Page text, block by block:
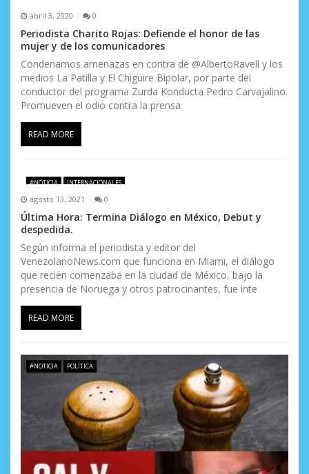
abril 3, 2020 0
Periodista Charito Rojas: Defiende el honor de las
mujer y de los comunicadores
Condenamos amenazas en contra de @AlbertoRavell y los
medios La Patilla y El Chigüire Bipolar, por parte del
conductor del programa Zurda Konducta Pedro Carvajalino.
Promueven el odio contra la prensa
READ MORE
#NOTICIA INTERNACIONALES
agosto 13, 2021 0
Última Hora: Termina Diálogo en México, Debut y
despedida.
Según informa el periodista y editor del
VenezolanoNews.com que funciona en Miami, el diálogo
que recién comenzaba en la ciudad de México, bajo la
presencia de Noruega y otros patrocinantes, fue inte
READ MORE
#NOTICIA POLÍTICA